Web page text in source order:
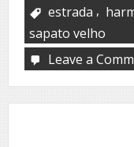
estrada ,
sapato velho
Leave a